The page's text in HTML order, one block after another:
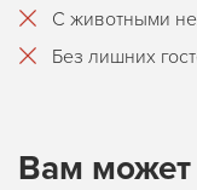
С животными
Без лишних
Вам может